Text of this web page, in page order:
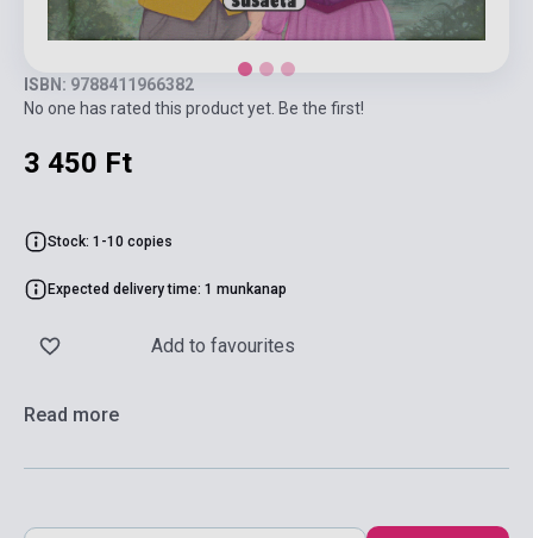
ISBN: 9788411966382
No one has rated this product yet. Be the first!
3 450 Ft
Stock: 1-10 copies
Expected delivery time: 1 munkanap
Add to favourites
Read more